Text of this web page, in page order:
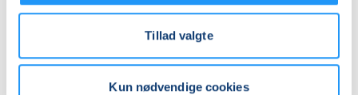
Tillad valgte
Kun nødvendige cookies